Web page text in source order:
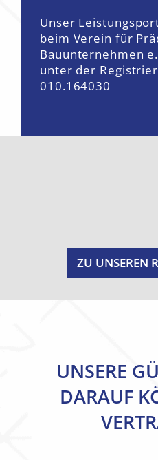
Unser
beim Verein für
Bauunternehmen
unter der
010.164030
ZU UNSEREN
UNSERE
DARAUF